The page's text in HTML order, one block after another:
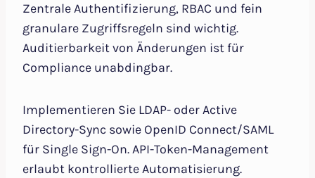
Zentrale Authentifizierung, RBAC und fein
granulare Zugriffsregeln sind wichtig.
Auditierbarkeit von Änderungen ist für
Compliance unabdingbar.
Implementieren Sie LDAP- oder Active
Directory-Sync sowie OpenID Connect/SAML
für Single Sign-On. API-Token-Management
erlaubt kontrollierte Automatisierung.